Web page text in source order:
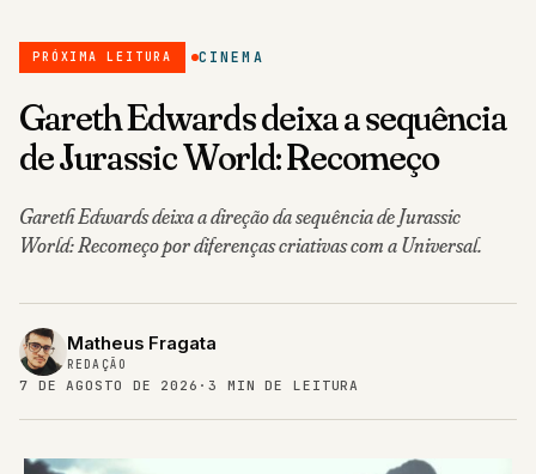
PRÓXIMA LEITURA CINEMA
Gareth Edwards deixa a sequência
de Jurassic World: Recomeço
Gareth Edwards deixa a direção da sequência de Jurassic
World: Recomeço por diferenças criativas com a Universal.
Matheus Fragata
REDAÇÃO
7 DE AGOSTO DE 2026 · 3 MIN DE LEITURA